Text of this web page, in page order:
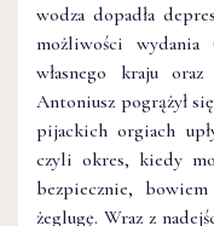
wodza dopadła
możliwości
własnego kraju
Antoniusz pogrążył
pijackich orgiach
czyli okres, kiedy
bezpiecznie,
żeglugę. Wraz z